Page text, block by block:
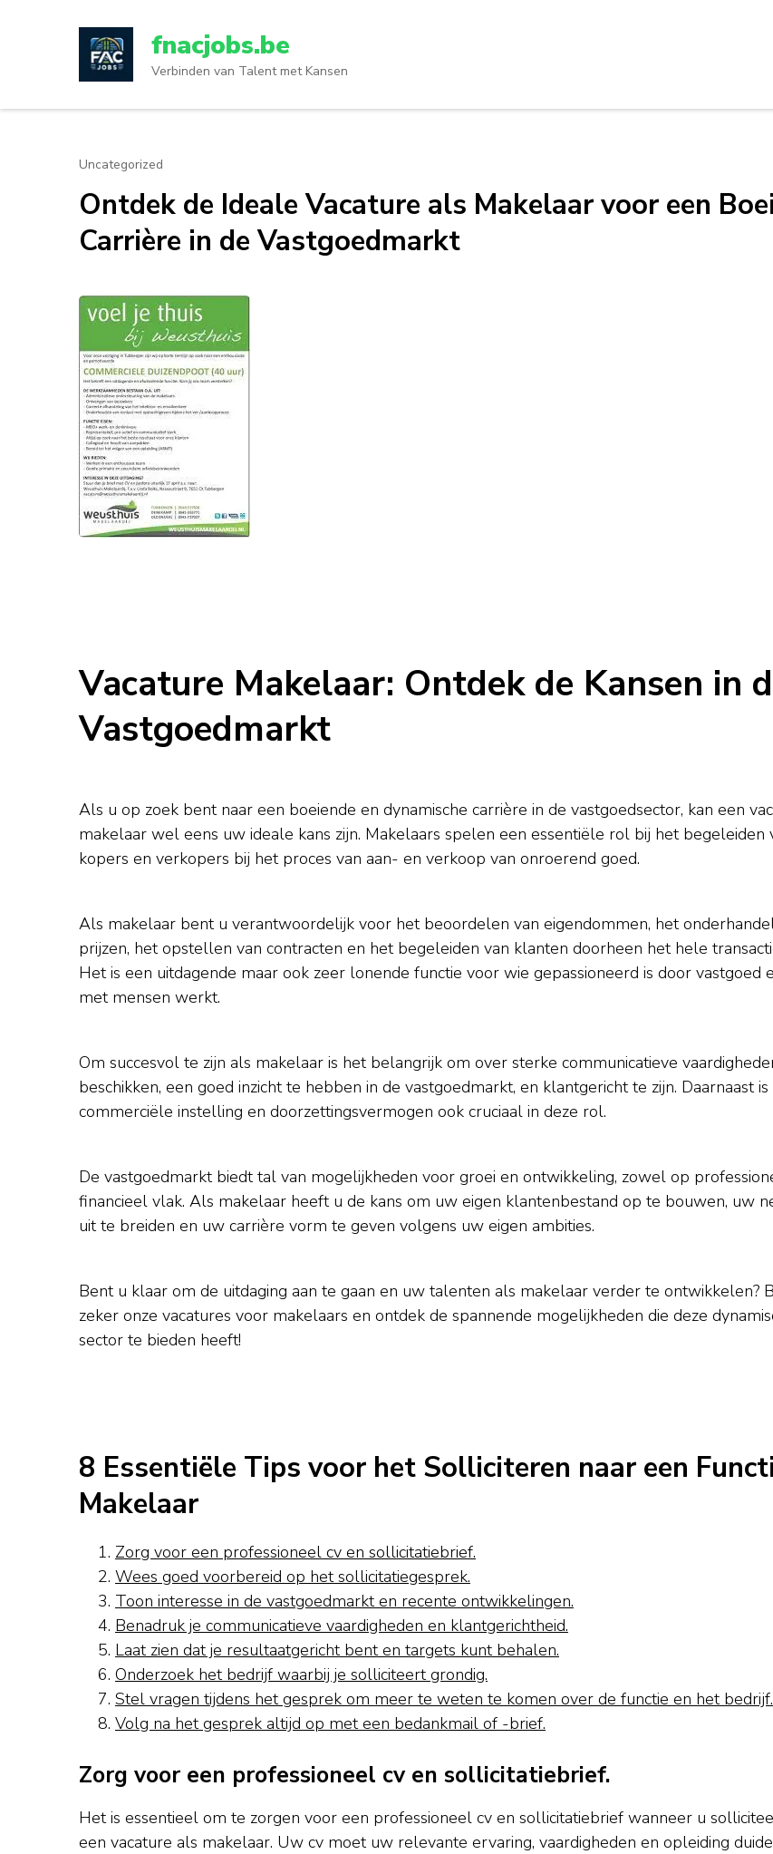
op
fnacjobs.be
Verbinden van Talent met Kansen
Uncategorized
Ontdek de Ideale Vacature als Makelaar voor een
Carrière in de Vastgoedmarkt
Vacature Makelaar: Ontdek de Kansen in
Vastgoedmarkt
Als u op zoek bent naar een boeiende en dynamische carrière in de vastgoedsector, kan een
makelaar wel eens uw ideale kans zijn. Makelaars spelen een essentiële rol bij het begeleiden
kopers en verkopers bij het proces van aan- en verkoop van onroerend goed.
Als makelaar bent u verantwoordelijk voor het beoordelen van eigendommen, het
prijzen, het opstellen van contracten en het begeleiden van klanten doorheen het hele
Het is een uitdagende maar ook zeer lonende functie voor wie gepassioneerd is door vastgoed
met mensen werkt.
Om succesvol te zijn als makelaar is het belangrijk om over sterke communicatieve
beschikken, een goed inzicht te hebben in de vastgoedmarkt, en klantgericht te zijn. Daarnaast is
commerciële instelling en doorzettingsvermogen ook cruciaal in deze rol.
De vastgoedmarkt biedt tal van mogelijkheden voor groei en ontwikkeling, zowel op
financieel vlak. Als makelaar heeft u de kans om uw eigen klantenbestand op te bouwen, uw
uit te breiden en uw carrière vorm te geven volgens uw eigen ambities.
Bent u klaar om de uitdaging aan te gaan en uw talenten als makelaar verder te ontwikkelen?
zeker onze vacatures voor makelaars en ontdek de spannende mogelijkheden die deze
sector te bieden heeft!
8 Essentiële Tips voor het Solliciteren naar een
Makelaar
Zorg voor een professioneel cv en sollicitatiebrief.
Wees goed voorbereid op het sollicitatiegesprek.
Toon interesse in de vastgoedmarkt en recente ontwikkelingen.
Benadruk je communicatieve vaardigheden en klantgerichtheid.
Laat zien dat je resultaatgericht bent en targets kunt behalen.
Onderzoek het bedrijf waarbij je solliciteert grondig.
Stel vragen tijdens het gesprek om meer te weten te komen over de functie en het bedrijf.
Volg na het gesprek altijd op met een bedankmail of -brief.
Zorg voor een professioneel cv en sollicitatiebrief.
Het is essentieel om te zorgen voor een professioneel cv en sollicitatiebrief wanneer u
een vacature als makelaar. Uw cv moet uw relevante ervaring, vaardigheden en opleiding